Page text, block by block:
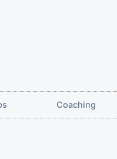
Coaching